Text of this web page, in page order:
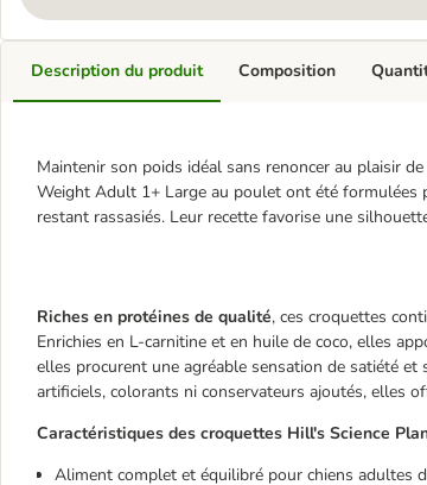
Description du produit
Maintenir son poids idéal sans renoncer au plaisir
Weight Adult 1+ Large au poulet ont été formulées
restant rassasiés. Leur recette favorise une
Riches en protéines de qualité, ces croquettes
Enrichies en L-carnitine et en huile de coco, elles
elles procurent une agréable sensation de satiété
artificiels, colorants ni conservateurs ajoutés, elles
Caractéristiques des croquettes Hill's Science
Aliment complet et équilibré pour chiens adultes
Composition